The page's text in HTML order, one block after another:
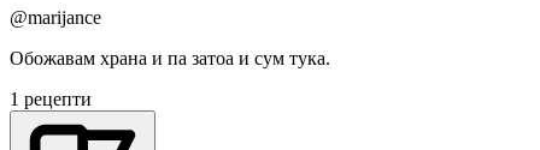
@marijance
Обожавам храна и па затоа и сум тука.
1 рецепти